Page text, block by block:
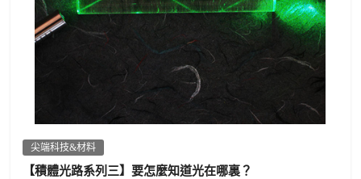
尖端科技&材料
【積體光路系列三】要怎麼知道光在哪裏？